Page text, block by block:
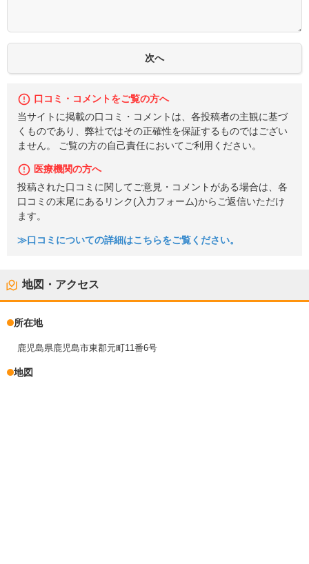
口コミ・コメントをご覧の方へ
当サイトに掲載の口コミ・コメントは、各投稿者の主観に基づ
くものであり、弊社ではその正確性を保証するものではござい
ません。 ご覧の方の自己責任においてご利用ください。
医療機関の方へ
投稿された口コミに関してご意見・コメントがある場合は、各
口コミの末尾にあるリンク(入力フォーム)からご返信いただけ
ます。
≫口コミについての詳細はこちらをご覧ください。
地図・アクセス
所在地
鹿児島県鹿児島市東郡元町11番6号
地図